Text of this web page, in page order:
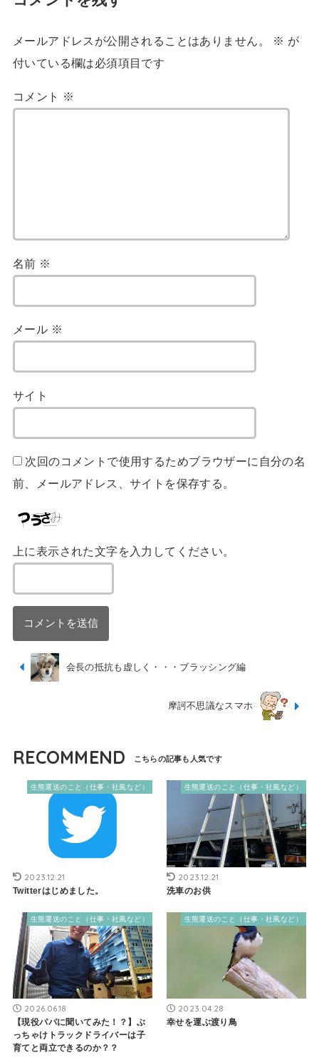
メールアドレスが公開されることはありません。 ※ が
付いている欄は必須項目です
コメント ※
名前 ※
メール ※
サイト
次回のコメントで使用するためブラウザーに自分の名
前、メールアドレス、サイトを保存する。
上に表示された文字を入力してください。
会長の抵抗も虚しく・・・ブラッシング編
摩訶不思議なスマホ
RECOMMEND
生熊運送のこと（仕事・社風など）
2023.12.21
Twitterはじめました。
生熊運送のこと（仕事・社風など）
2023.12.21
洗車のお供
生熊運送のこと（仕事・社風など）
2026.06.18
【現役パパに聞いてみた！？】ぶ
っちゃけトラックドライバーは子
育てと両立できるのか？？
生熊運送のこと（仕事・社風など）
2023.04.28
幸せを運ぶ渡り鳥